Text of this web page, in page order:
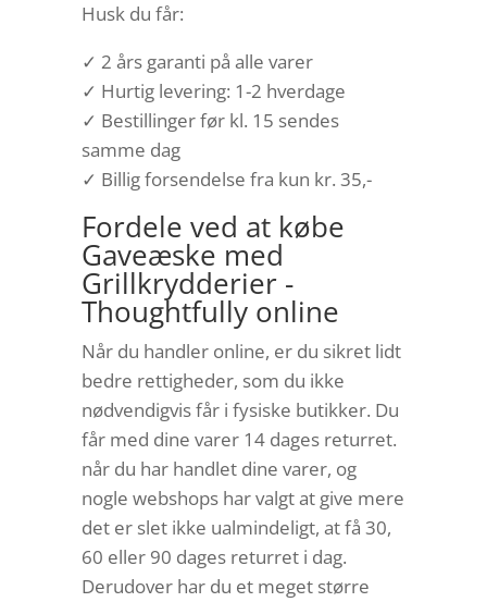
Husk du får:
✓ 2 års garanti på alle varer
✓ Hurtig levering: 1-2 hverdage
✓ Bestillinger før kl. 15 sendes
samme dag
✓ Billig forsendelse fra kun kr. 35,-
Fordele ved at købe
Gaveæske med
Grillkrydderier -
Thoughtfully online
Når du handler online, er du sikret lidt
bedre rettigheder, som du ikke
nødvendigvis får i fysiske butikker. Du
får med dine varer 14 dages returret.
når du har handlet dine varer, og
nogle webshops har valgt at give mere
det er slet ikke ualmindeligt, at få 30,
60 eller 90 dages returret i dag.
Derudover har du et meget større